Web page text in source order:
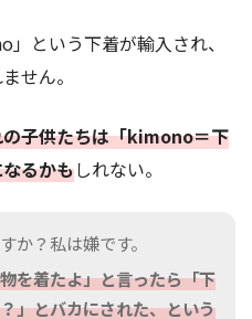
という下着が輸入され、
せん。
子供たちは「kimono＝下
るかもしれない。
か？私は嫌です。
を着たよ」と言ったら「下
」とバカにされた、という